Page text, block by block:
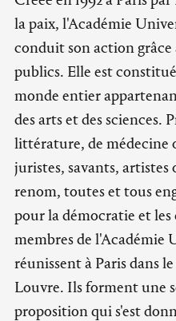
la paix, l'Académie
conduit son action
publics. Elle est
monde entier
des arts et des sciences.
littérature, de médecine
juristes, savants, artistes
renom, toutes et tous
pour la démocratie et
membres de l'Académie
réunissent à Paris dans
Louvre. Ils forment une
proposition qui s'est